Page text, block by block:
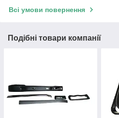
Всі умови повернення
Подібні товари компанії